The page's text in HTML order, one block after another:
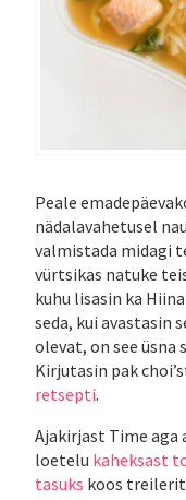
Peale
nädalavahetusel
valmistada midagi
vürtsikas natuke
kuhu lisasin ka
seda, kui avastasin
olevat, on see üsna
Kirjutasin pak
retsepti.
Ajakirjast Time aga
loetelu kaheksast
tasuks koos